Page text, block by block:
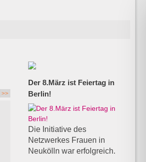
>>
Der 8.März ist Feiertag in
Berlin!
Die Initiative des
Netzwerkes Frauen in
Neukölln war erfolgreich.